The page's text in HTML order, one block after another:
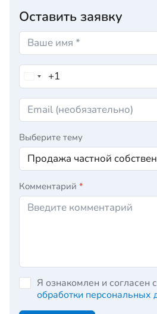
Оставить заявку
Выберите тему
Комментарий *
Я ознакомлен и согласен с
обработки персональных